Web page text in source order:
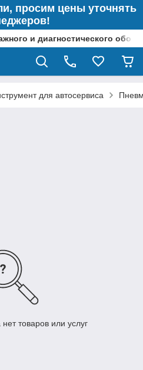
просим цены уточнять
и диагностического
для автосервиса
товаров или услуг